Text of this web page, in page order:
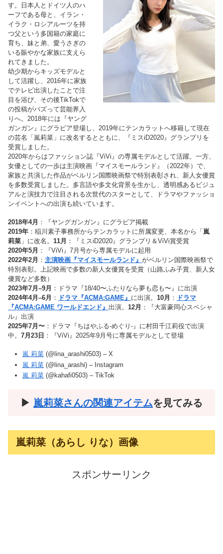
す。日本人とドイツ人のハ
ーフである母と、イラン・
イラク・ロシアルーツを持
つ父という多国籍の家庭に
育ち、妹と弟、愛うさぎの
いる賑やかな家族に支えら
れてきました。
幼少期からキッズモデルと
して活躍し、2016年に家族
でテレビ出演したことで注
目を浴び、その後TikTokで
の投稿がバズって芸能界入
りへ。2018年には『ヤング
ガンガン』にグラビア登場し、2019年にテンカラットへ移籍して現在
の芸名「嵐莉菜」に改名するとともに、『ミスiD2020』グランプリを
受賞しました。
2020年からはファッション誌『ViVi』の専属モデルとして活躍。一方、
女優としての一歩は主演映画『マイスモールランド』（2022年）で、
家族と共演した作品がベルリン国際映画祭で特別表彰され、新人女優賞
を多数受賞しました。多言語や多文化背景を生かし、透明感あるビジュ
アルと演技力で注目される次世代のスターとして、ドラマやファッショ
ンイベントへの出演も続いています。
2018年4月 ：『ヤングガンガン』にグラビア掲載
2019年 ：稲川素子事務所からテンカラットに所属変更、本名から「 嵐
莉菜 」に改名。 11月 ：『ミスiD2020』グランプリ＆ViVi賞受賞
2020年5月 ：『ViVi』7月号から専属モデルに起用
2022年2月 ： 主演映画『マイスモールランド』 がベルリン国際映画祭で
特別表彰。上記映画で多数の新人女優賞を受賞（山路ふみ子賞、新人女
優賞など多数）
2023年7月–9月 ：ドラマ『18/40〜ふたりなら夢も恋も〜』に出演
2024年4月–6月 ： ドラマ『ACMA:GAME』 に出演。 10月 ：
ドラマ
『ACMA:GAME ワールドエンド』 出演。 12月 ：『大富豪同心スペシャ
ル』出演
2025年7月〜 ：ドラマ『ちはやふる-めぐり-』に村田千江莉役で出演
中。 7月23日 ：『ViVi』2025年9月号に専属モデルとして登場
嵐 莉菜(@lina_arashi0503) – X
嵐 莉菜(@lina_arashi) – Instagram
嵐 莉菜(@kahafi0503) – TikTok
▶︎ 嵐莉菜さんの関連アイテムを見てみる
嵐莉菜（あらし りな）画像
スポンサーリンク